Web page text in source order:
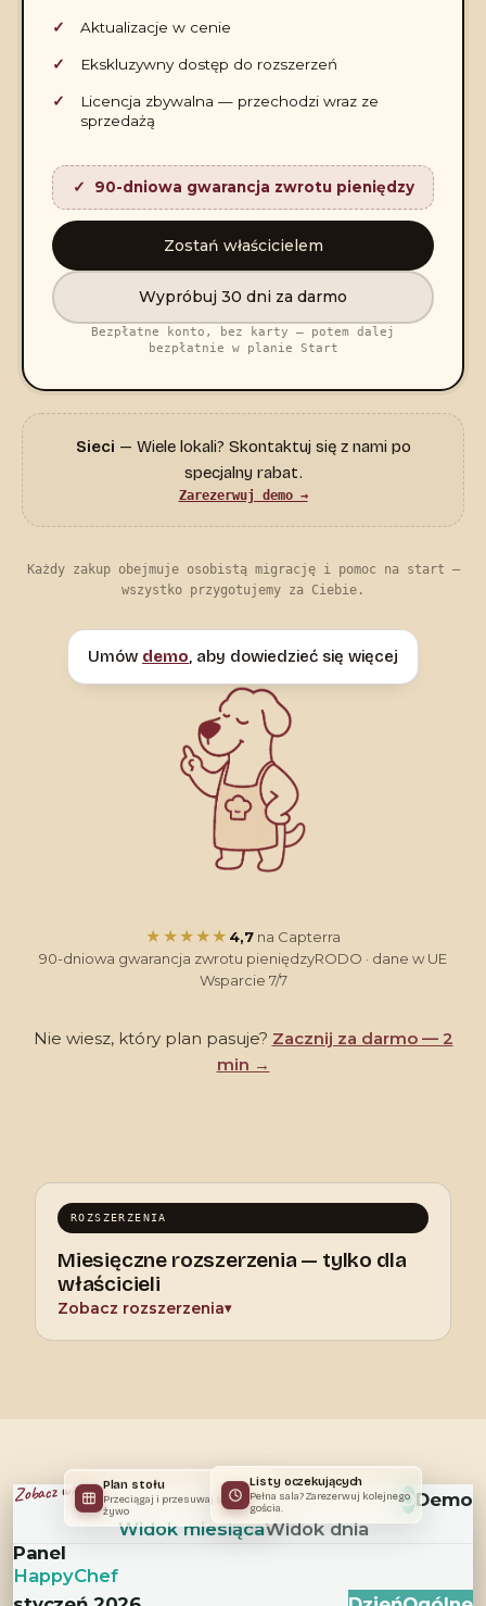
Aktualizacje w cenie
Ekskluzywny dostęp do rozszerzeń
Licencja zbywalna — przechodzi wraz ze
sprzedażą
90-dniowa gwarancja zwrotu pieniędzy
Zostań właścicielem
Wypróbuj 30 dni za darmo
Bezpłatne konto, bez karty — potem dalej
bezpłatnie w planie Start
Sieci — Wiele lokali? Skontaktuj się z nami po
specjalny rabat.
Zarezerwuj demo →
Każdy zakup obejmuje osobistą migrację i pomoc na start —
wszystko przygotujemy za Ciebie.
Umów demo, aby dowiedzieć się więcej
★★★★★ 4,7na Capterra
90-dniowa gwarancja zwrotu pieniędzyRODO · dane w UE
Wsparcie 7/7
Nie wiesz, który plan pasuje? Zacznij za darmo — 2
min →
ROZSZERZENIA
Miesięczne rozszerzenia — tylko dla
właścicieli
Zobacz rozszerzenia▾
Szukaj DDemo
Widok miesiącaWidok dnia
Panel
HappyChef
Zobacz wideo Plan stołu
Przeciągaj i przesuwaj stoliki na
żywo
Listy oczekujących
Pełna sala? Zarezerwuj kolejnego
gościa.